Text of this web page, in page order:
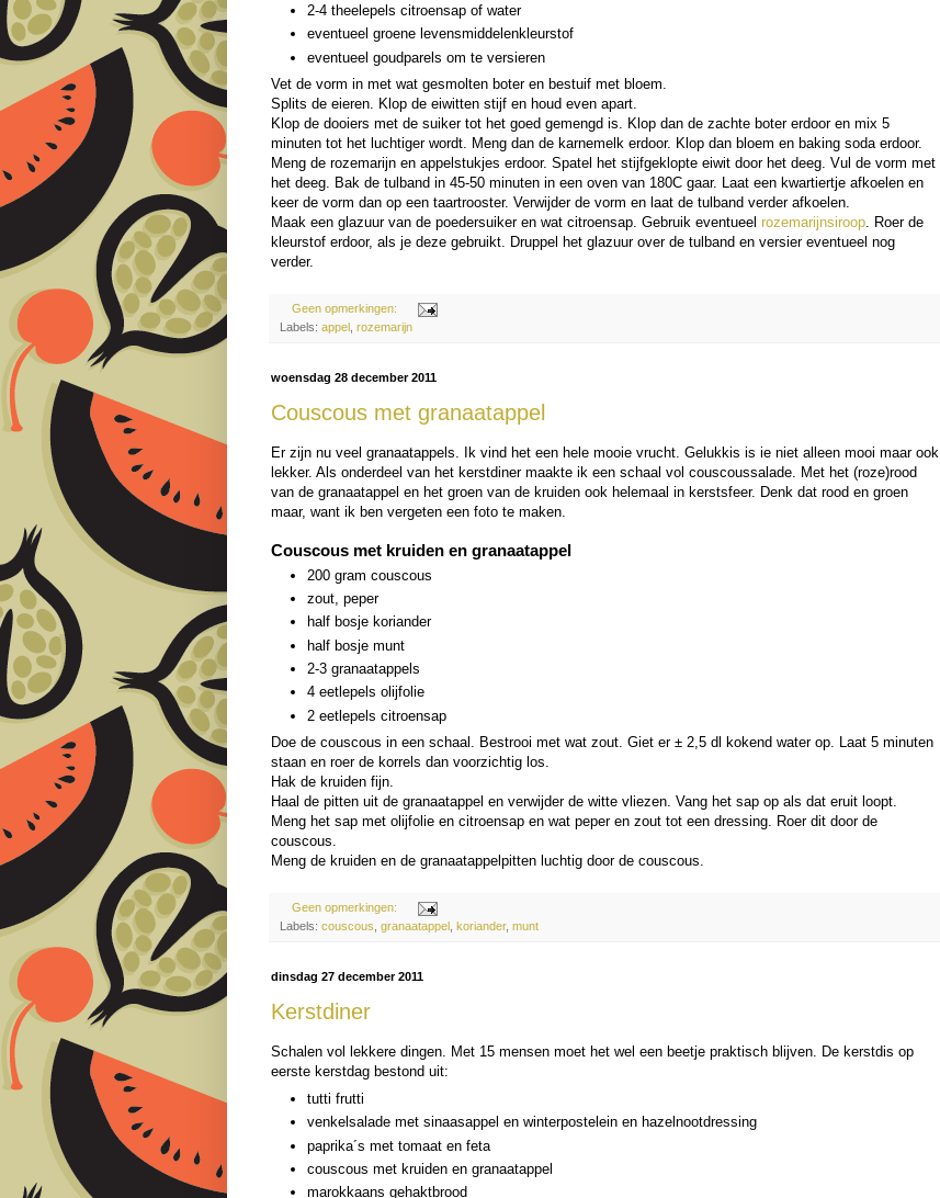
2-4 theelepels citroensap of water
eventueel groene levensmiddelenkleurstof
eventueel goudparels om te versieren
Vet de vorm in met wat gesmolten boter en bestuif met bloem.
Splits de eieren. Klop de eiwitten stijf en houd even apart.
Klop de dooiers met de suiker tot het goed gemengd is. Klop dan de zachte boter erdoor en mix 5
minuten tot het luchtiger wordt. Meng dan de karnemelk erdoor. Klop dan bloem en baking soda erdoor.
Meng de rozemarijn en appelstukjes erdoor. Spatel het stijfgeklopte eiwit door het deeg. Vul de vorm met
het deeg. Bak de tulband in 45-50 minuten in een oven van 180C gaar. Laat een kwartiertje afkoelen en
keer de vorm dan op een taartrooster. Verwijder de vorm en laat de tulband verder afkoelen.
Maak een glazuur van de poedersuiker en wat citroensap. Gebruik eventueel rozemarijnsiroop. Roer de
kleurstof erdoor, als je deze gebruikt. Druppel het glazuur over de tulband en versier eventueel nog
verder.
Geen opmerkingen:
Labels: appel rozemarijn
woensdag 28 december 2011
Couscous met granaatappel
Er zijn nu veel granaatappels. Ik vind het een hele mooie vrucht. Gelukkis is ie niet alleen mooi maar ook
lekker. Als onderdeel van het kerstdiner maakte ik een schaal vol couscoussalade. Met het (roze)rood
van de granaatappel en het groen van de kruiden ook helemaal in kerstsfeer. Denk dat rood en groen
maar, want ik ben vergeten een foto te maken.
Couscous met kruiden en granaatappel
200 gram couscous
zout, peper
half bosje koriander
half bosje munt
2-3 granaatappels
4 eetlepels olijfolie
2 eetlepels citroensap
Doe de couscous in een schaal. Bestrooi met wat zout. Giet er ± 2,5 dl kokend water op. Laat 5 minuten
staan en roer de korrels dan voorzichtig los.
Hak de kruiden fijn.
Haal de pitten uit de granaatappel en verwijder de witte vliezen. Vang het sap op als dat eruit loopt.
Meng het sap met olijfolie en citroensap en wat peper en zout tot een dressing. Roer dit door de
couscous.
Meng de kruiden en de granaatappelpitten luchtig door de couscous.
Geen opmerkingen:
Labels: couscous granaatappel koriander, munt
dinsdag 27 december 2011
Kerstdiner
Schalen vol lekkere dingen. Met 15 mensen moet het wel een beetje praktisch blijven. De kerstdis op
eerste kerstdag bestond uit:
tutti frutti
venkelsalade met sinaasappel en winterpostelein en hazelnootdressing
paprika´s met tomaat en feta
couscous met kruiden en granaatappel
marokkaans gehaktbrood